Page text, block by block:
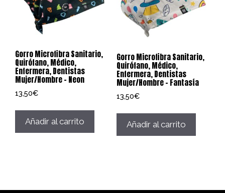
Gorro Microfibra Sanitario,
Quirófano, Médico,
Enfermera, Dentistas
Mujer/Hombre – Neon
13,50€
Añadir al carrito
Gorro Microfibra Sanitario,
Quirófano, Médico,
Enfermera, Dentistas
Mujer/Hombre – Fantasía
13,50€
Añadir al carrito